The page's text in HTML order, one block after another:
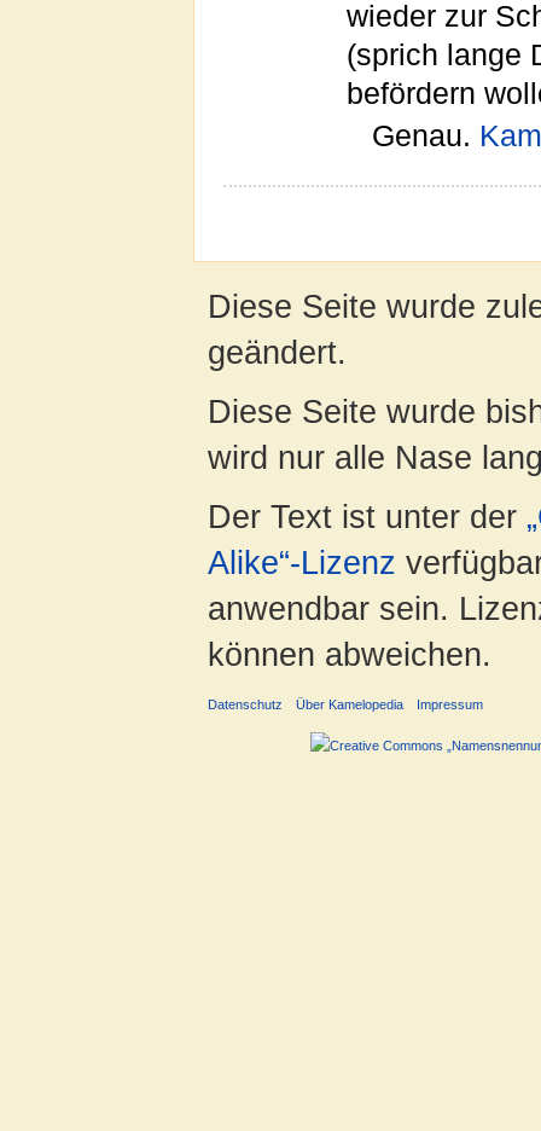
wieder zur
(sprich lange
befördern
Genau.
Diese Seite wurde
geändert.
Diese Seite wurde
wird nur alle Nase
Der Text ist unter der
Alike“-Lizenz
anwendbar sein.
können abweichen.
Datenschutz Über Kamelopedia Impressum